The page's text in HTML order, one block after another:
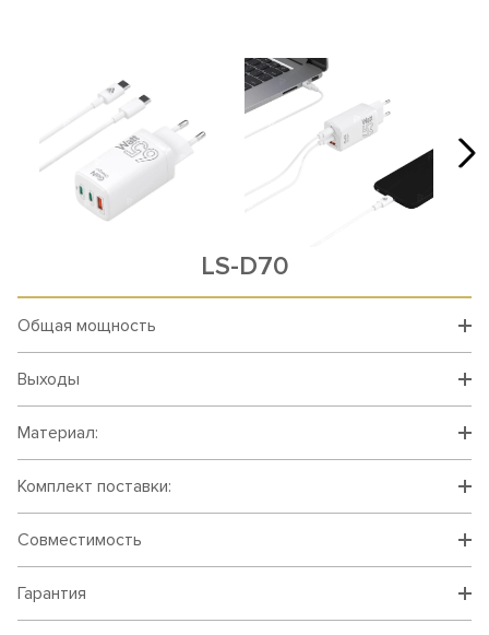
LS-D70
Общая мощность
Выходы
Материал:
Комплект поставки:
Совместимость
Гарантия